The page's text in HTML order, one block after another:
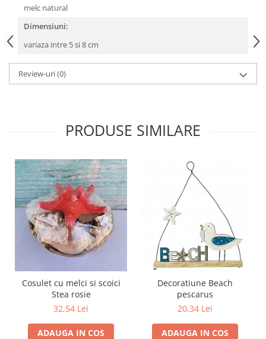
melc natural
Dimensiuni:
variaza intre 5 si 8 cm
Review-uri(0)
PRODUSE SIMILARE
Cosulet cu melci si scoici
Stea rosie
32,54 Lei
ADAUGA IN COS
Decoratiune Beach
pescarus
20,34 Lei
ADAUGA IN COS